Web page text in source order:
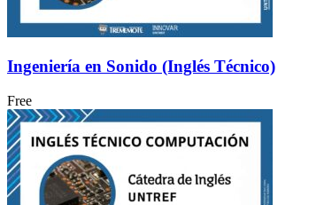
Ingeniería en Sonido (Inglés Técnico)
Free